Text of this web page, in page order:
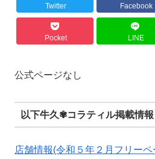
Twitter Facebook
Pocket LINE
公式ページなし
以下牛久✾コラティル掲載情報
店舗情報(令和５年２月フリー